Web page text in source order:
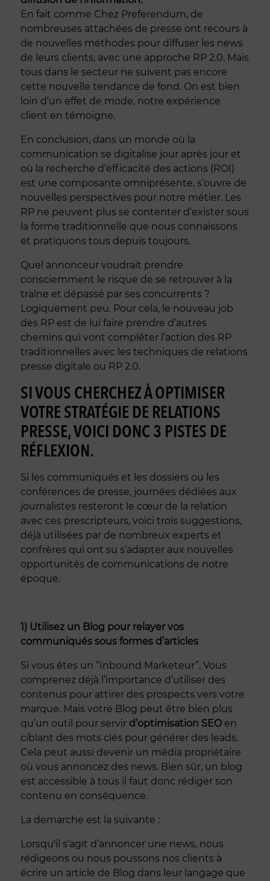
En fait comme Chez Preferendum, de
nombreuses attachées de presse ont recours à
de nouvelles méthodes pour diffuser les news
de leurs clients, avec une approche RP 2.0. Mais
tous dans le secteur ne suivent pas encore
cette nouvelle tendance de fond. On est bien
loin d’un effet de mode, notre expérience
client en témoigne.
En conclusion, dans un monde où la
communication se digitalise jour après jour et
où la recherche d’efficacité des actions (ROI)
est une composante omniprésente, s’ouvre de
nouvelles perspectives pour notre métier. Les
RP ne peuvent plus se contenter d’exister sous
la forme traditionnelle que nous connaissons
et pratiquons tous depuis toujours.
Quel annonceur voudrait prendre
consciemment le risque de se retrouver à la
traîne et dépassé par ses concurrents ?
Logiquement peu. Pour cela, le nouveau job
des RP est de lui faire prendre d’autres
chemins qui vont compléter l’action des RP
traditionnelles avec les techniques de relations
presse digitale ou RP 2.0.
SI VOUS CHERCHEZ À OPTIMISER
VOTRE STRATÉGIE DE RELATIONS
PRESSE, VOICI DONC 3 PISTES DE
RÉFLEXION.
Si les communiqués et les dossiers ou les
conférences de presse, journées dédiées aux
journalistes resteront le cœur de la relation
avec ces prescripteurs, voici trois suggestions,
déjà utilisées par de nombreux experts et
confrères qui ont su s’adapter aux nouvelles
opportunités de communications de notre
époque.
1) Utilisez un Blog pour relayer vos
communiqués sous formes d’articles
Si vous êtes un “Inbound Marketeur”, Vous
comprenez déjà l’importance d’utiliser des
contenus pour attirer des prospects vers votre
marque. Mais votre Blog peut être bien plus
qu’un outil pour servir d’optimisation SEO en
ciblant des mots clés pour générer des leads.
Cela peut aussi devenir un média propriétaire
où vous annoncez des news. Bien sûr, un blog
est accessible à tous il faut donc rédiger son
contenu en conséquence.
La demarche est la suivante :
Lorsqu'il s’agit d’annoncer une news, nous
rédigeons ou nous poussons nos clients à
écrire un article de Blog dans leur langage que